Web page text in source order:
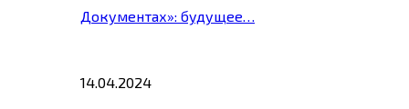
Документах»: будущее…
14.04.2024